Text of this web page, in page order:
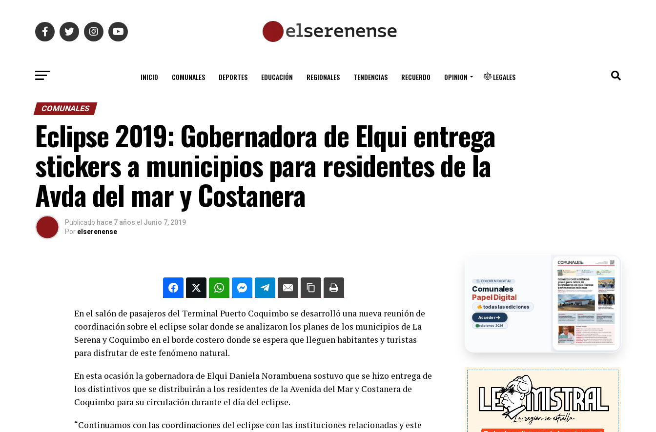
INICIO COMUNALES DEPORTES EDUCACIÓN REGIONALES TENDENCIAS RECUERDO OPINION LEGALES
COMUNALES
Eclipse 2019: Gobernadora de Elqui entrega
stickers a municipios para residentes de la
Avda del mar y Costanera
Publicado hace 7 años el Junio 7, 2019
Por elserenense
En el salón de pasajeros del Terminal Puerto Coquimbo se desarrolló una nueva reunión de
coordinación sobre el eclipse solar donde se analizaron los planes de los municipios de La
Serena y Coquimbo en el borde costero donde se espera que lleguen habitantes y turistas
para disfrutar de este fenómeno natural.
En esta ocasión la gobernadora de Elqui Daniela Norambuena sostuvo que se hizo entrega de
los distintivos que se distribuirán a los residentes de la Avenida del Mar y Costanera de
Coquimbo para su circulación durante el día del eclipse.
“Continuamos con las coordinaciones del eclipse con las instituciones relacionadas y este
EDICIÓN DIGITAL
Comunales
Papel Digital
todas las ediciones
Acceder→
ediciones 2026